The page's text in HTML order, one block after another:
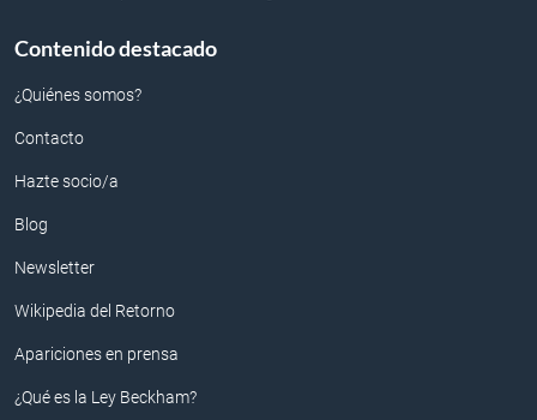
Contenido destacado
¿Quiénes somos?
Contacto
Hazte socio/a
Blog
Newsletter
Wikipedia del Retorno
Apariciones en prensa
¿Qué es la Ley Beckham?